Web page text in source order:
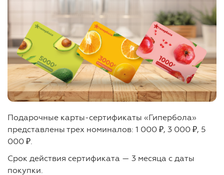
Подарочные карты-сертификаты «Гипербола»
представлены трех номиналов: 1 000 ₽, 3 000 ₽, 5
000 ₽.
Срок действия сертификата — 3 месяца с даты
покупки.